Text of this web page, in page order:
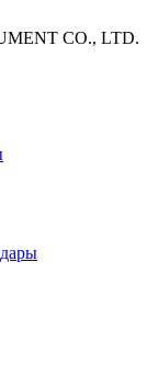
CO., LTD.